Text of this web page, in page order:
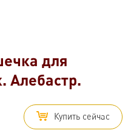
для
Алебастр.
Купить сейчас